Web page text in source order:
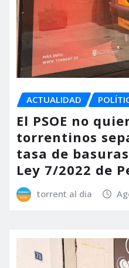
ACTUALIDAD
El PSOE no
torrentinos
tasa de
Ley 7/2022 de
torrent al dia